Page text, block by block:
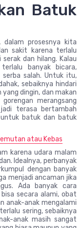
Batuk
prosesnya kita
sakit karena terlalu
dan hilang. Kalau
banyak bicara,
salah. Untuk itu,
sebaiknya hindari
dingin, dan makan
merangsang
terasa bertambah
batuk dan batuk
atau Kebas
karena udara malam
Idealnya, perbanyak
dengan banyak
menjadi ancaman jika
Ada banyak cara
secara alami, obat
anak-anak mengalami
sering, sebaiknya
anak masih sangat